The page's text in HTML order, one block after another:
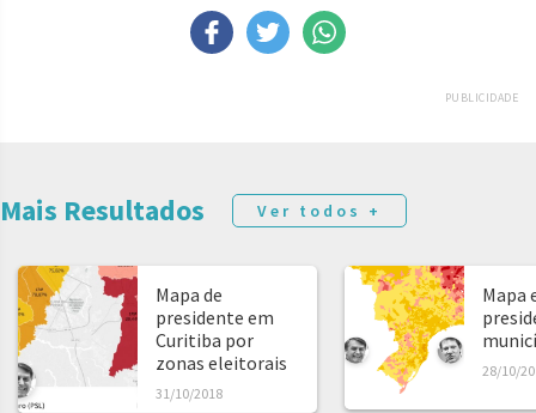
PUBLICIDADE
Mais Resultados Ver todos +
Mapa de
presidente em
Curitiba por
zonas eleitorais
31/10/2018
Mapa
28/10/